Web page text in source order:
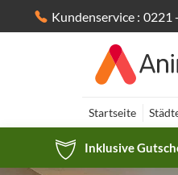
Kundenservice : 0221
Startseite
Inklusive